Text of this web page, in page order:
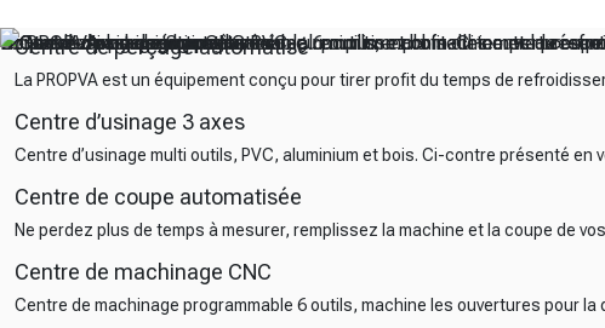
La PROPVA est un équipement conçu pour tirer profit du temps de
Centre d’usinage multi outils, PVC, aluminium et bois. Ci-contre
Ne perdez plus de temps à mesurer, remplissez la machine et la
Centre de machinage programmable 6 outils, machine les ouvertures
Centre de perçage automatisé
La PROPVA est un équipement conçu pour tirer profit du temps de
Centre d’usinage 3 axes
Centre d’usinage multi outils, PVC, aluminium et bois. Ci-contre présenté
Centre de coupe automatisée
Ne perdez plus de temps à mesurer, remplissez la machine et la coupe de
Centre de machinage CNC
Centre de machinage programmable 6 outils, machine les ouvertures pour la